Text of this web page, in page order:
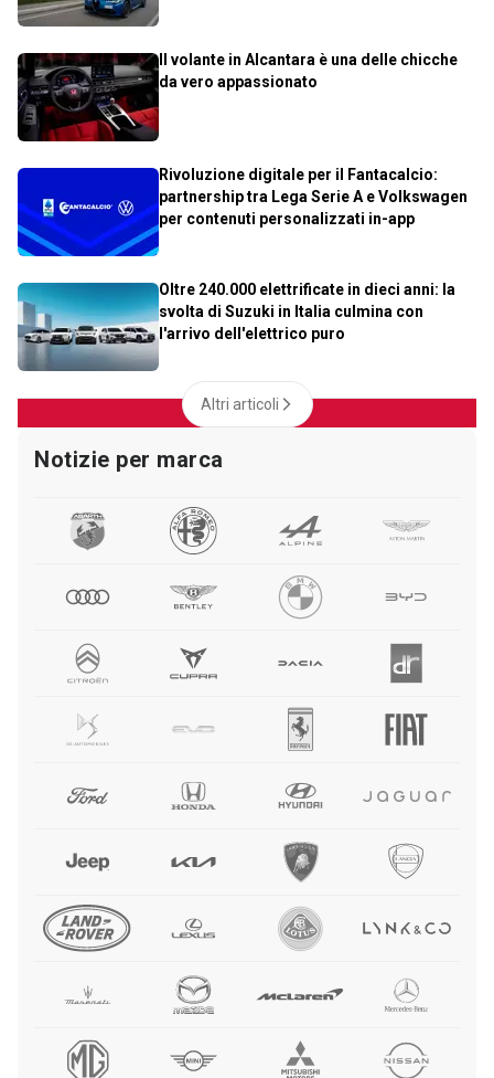
Il volante in Alcantara è una delle chicche
da vero appassionato
Rivoluzione digitale per il Fantacalcio:
partnership tra Lega Serie A e Volkswagen
per contenuti personalizzati in-app
Oltre 240.000 elettrificate in dieci anni: la
svolta di Suzuki in Italia culmina con
l'arrivo dell'elettrico puro
Altri articoli
Notizie per marca